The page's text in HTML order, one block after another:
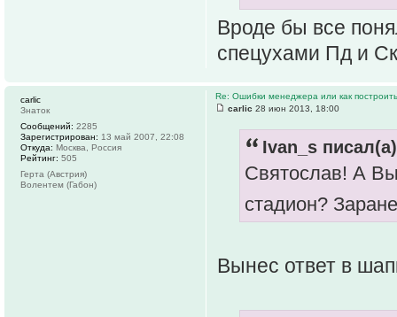
Вроде бы все
спецухами Пд и
Re: Ошибки менеджера или как построить
carlic 28 июн 2013, 18:00
Ivan_s
Святослав! А
стадион?
Вынес ответ в
carlic
Знаток
Сообщений: 2285
Зарегистрирован: 13 май 2007, 22:08
Откуда: Москва, Россия
Рейтинг: 505
Герта (Австрия)
Волентем (Габон)